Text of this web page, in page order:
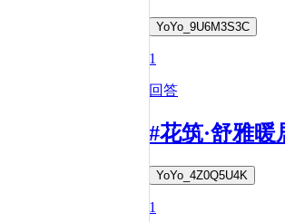
YoYo_9U6M3S3C
1
回答
#花筑·舒雅
YoYo_4Z0Q5U4K
1